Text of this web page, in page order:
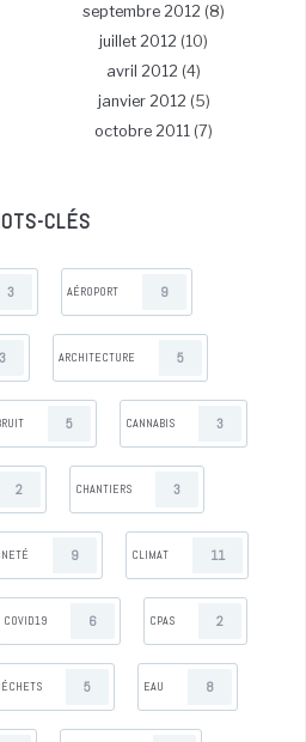
septembre 2012 (8)
juillet 2012 (10)
avril 2012 (4)
janvier 2012 (5)
octobre 2011 (7)
CLÉS
3 AÉROPORT 9
ARCHITECTURE 5
5 CANNABIS 3
2 CHANTIERS 3
9 CLIMAT 11
COVID19 6 CPAS 2
5 EAU 8